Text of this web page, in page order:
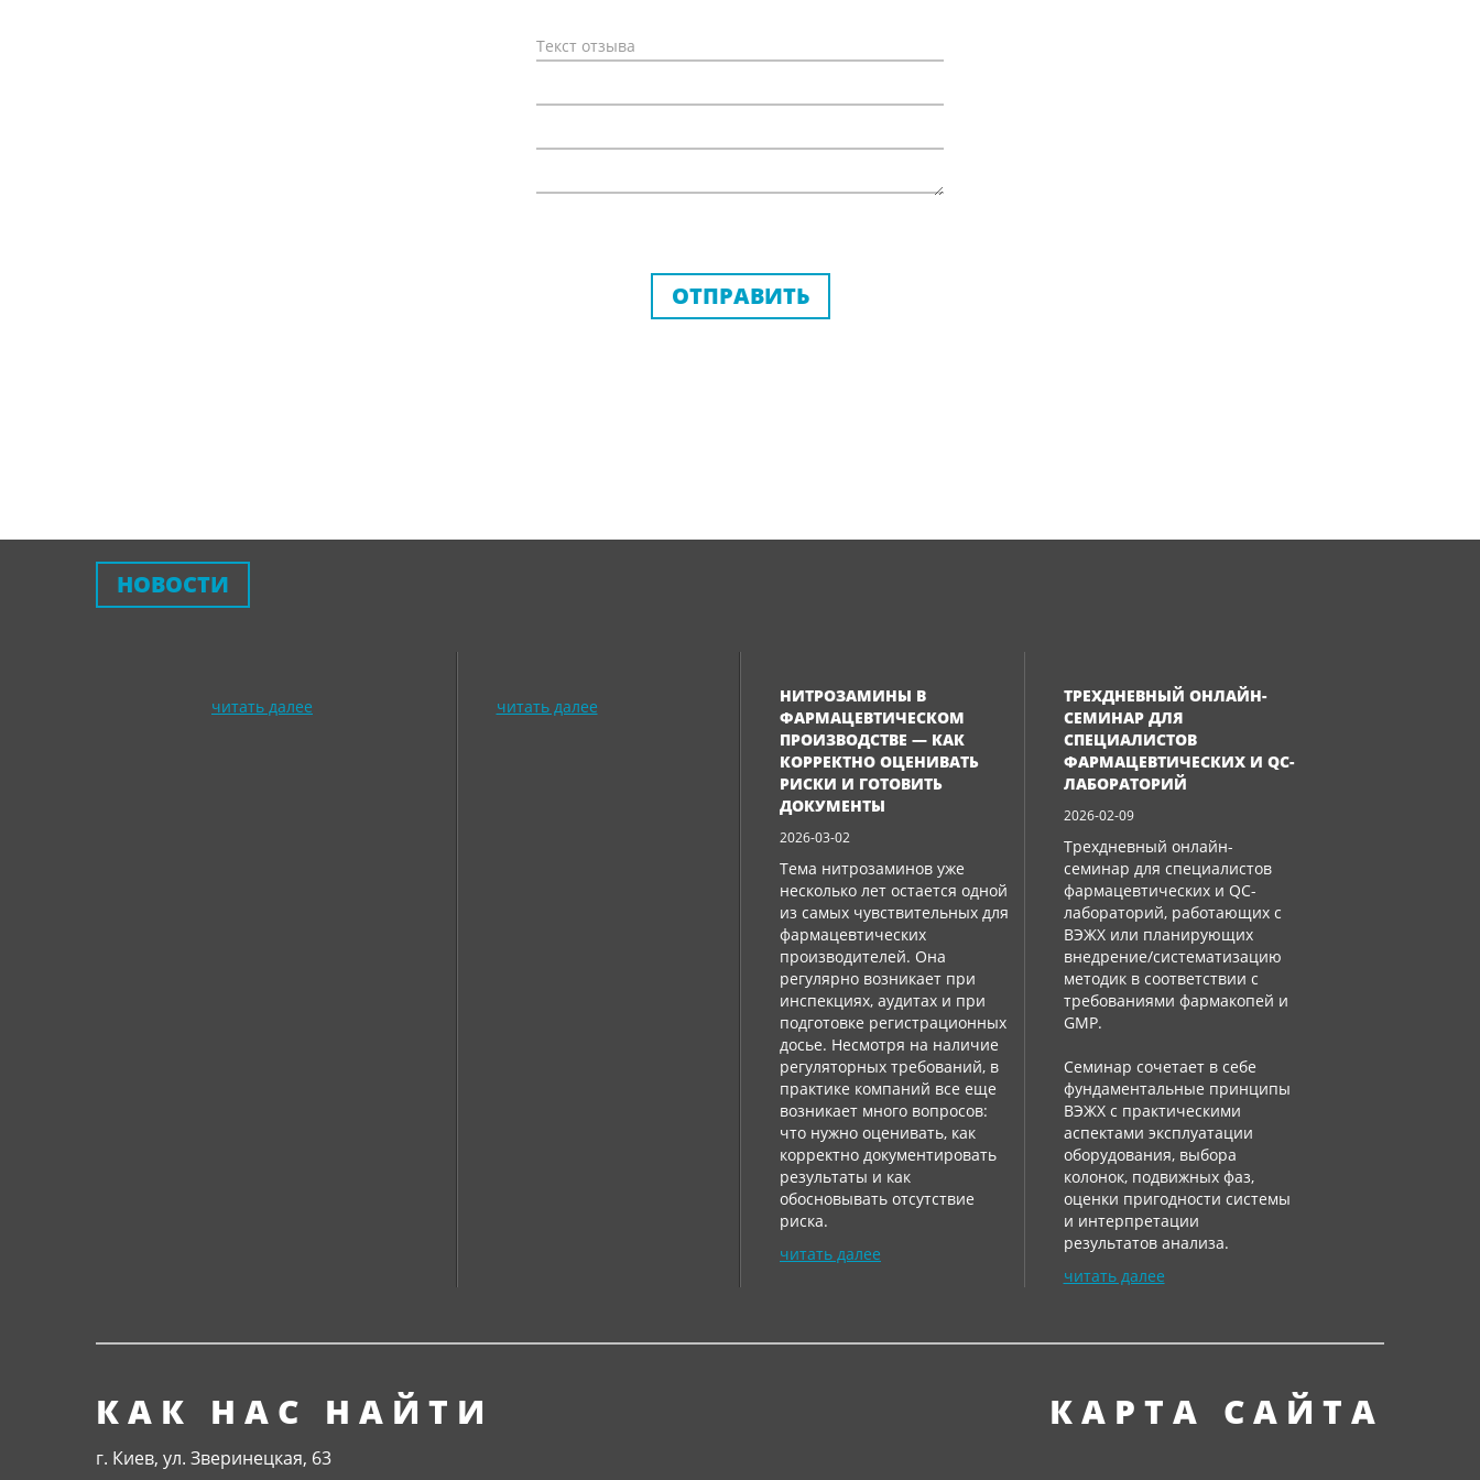
ОТПРАВИТЬ
НОВОСТИ
читать далее читать далее
НИТРОЗАМИНЫ В
ФАРМАЦЕВТИЧЕСКОМ
ПРОИЗВОДСТВЕ — КАК
КОРРЕКТНО ОЦЕНИВАТЬ
РИСКИ И ГОТОВИТЬ
ДОКУМЕНТЫ
2026-03-02
Тема нитрозаминов уже
несколько лет остается одной
из самых чувствительных для
фармацевтических
производителей. Она
регулярно возникает при
инспекциях, аудитах и ​​при
подготовке регистрационных
досье. Несмотря на наличие
регуляторных требований, в
практике компаний все еще
возникает много вопросов:
что нужно оценивать, как
корректно документировать
результаты и как
обосновывать отсутствие
риска.
читать далее
ТРЕХДНЕВНЫЙ ОНЛАЙН-
СЕМИНАР ДЛЯ
СПЕЦИАЛИСТОВ
ФАРМАЦЕВТИЧЕСКИХ И QC-
ЛАБОРАТОРИЙ
2026-02-09
Трехдневный онлайн-
семинар для специалистов
фармацевтических и QC-
лабораторий, работающих с
ВЭЖХ или планирующих
внедрение/систематизацию
методик в соответствии с
требованиями фармакопей и
GMP.
Семинар сочетает в себе
фундаментальные принципы
ВЭЖХ с практическими
аспектами эксплуатации
оборудования, выбора
колонок, подвижных фаз,
оценки пригодности системы
и интерпретации
результатов анализа.
читать далее
КАК НАС НАЙТИ
г. Киев, ул. Зверинецкая, 63
КАРТА САЙТА